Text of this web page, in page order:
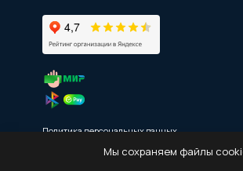
Политика персональных данных
Мы сохраняем файлы